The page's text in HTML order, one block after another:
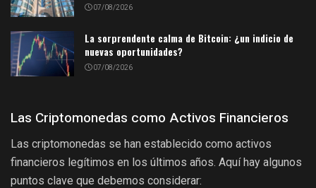
07/08/2026
La sorprendente calma de Bitcoin: ¿un indicio de
nuevas oportunidades?
07/08/2026
Las Criptomonedas como Activos Financieros
Las criptomonedas se han establecido como activos
financieros legítimos en los últimos años. Aquí hay algunos
puntos clave que debemos considerar: